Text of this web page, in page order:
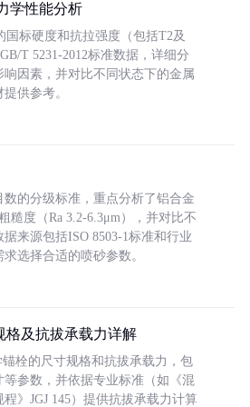
学性能分析
国标硬度和抗拉强度（包括T2及
T 5231-2012标准数据，详细分
因素，并对比不同状态下的金属
供参考。
的分级标准，重点分析了铝合金
糙度（Ra 3.2-6.3μm），并对比不
来源包括ISO 8503-1标准和行业
选择合适的喷砂参数。
格及抗拔承载力详解
栓的尺寸规格和抗拔承载力，包
参数，并依据专业标准（如《混
》JGJ 145）提供抗拔承载力计算